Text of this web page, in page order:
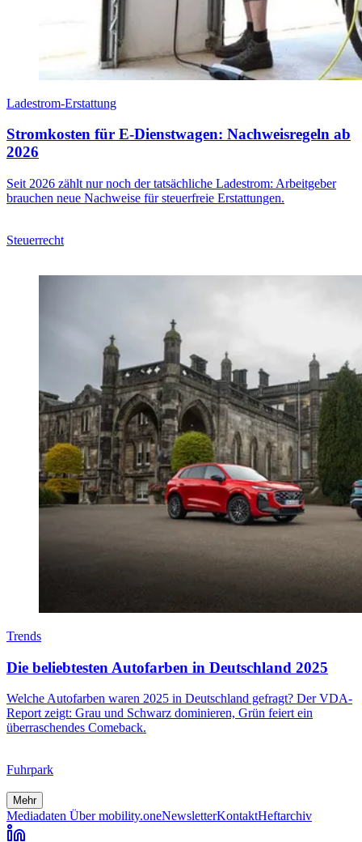
Ladestrom-Erstattung
Stromkosten für E-Dienstwagen: Nachweisregeln ab
2026
Seit 2026 zählt nur noch der tatsächliche Ladestrom: Arbeitgeber
brauchen neue Nachweise für steuerfreie Erstattungen.
Steuerrecht
Trends
Die beliebtesten Autofarben in Deutschland 2025
Welche Autofarben waren 2025 in Deutschland gefragt? Der VDA-
Report zeigt: Grau und Schwarz dominieren, Grün feiert ein
überraschendes Comeback.
Fuhrpark
Mehr
Mediadaten Über mobility.oneNewsletterKontaktHeftarchiv